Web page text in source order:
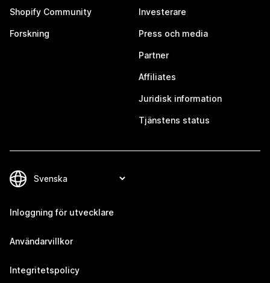
Shopify Community
Forskning
Investerare
Press och media
Partner
Affiliates
Juridisk information
Tjänstens status
Inloggning för utvecklare
Användarvillkor
Integritetspolicy